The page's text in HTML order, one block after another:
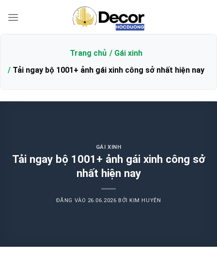
qua
Trang chủ
Gái xinh
Tải ngay bộ 1001+ ảnh gái xinh công sở nhất hiện nay
GÁI XINH
Tải ngay bộ 1001+ ảnh gái xinh công sở
nhất hiện nay
ĐĂNG VÀO 26.06.2026 BỞI KIM HUYÊN